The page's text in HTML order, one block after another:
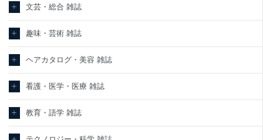
文芸・総合 雑誌
趣味・芸術 雑誌
ヘアカタログ・美容 雑誌
看護・医学・医療 雑誌
教育・語学 雑誌